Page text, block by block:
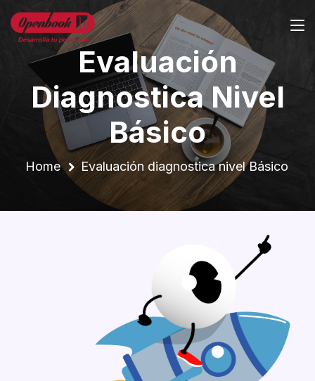
Evaluación
Diagnostica Nivel
Básico
Home Evaluación diagnostica nivel Básico